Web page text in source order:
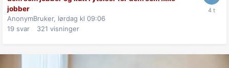
jobber
AnonymBruker, lørdag kl 09:06
19 svar 321 visninger